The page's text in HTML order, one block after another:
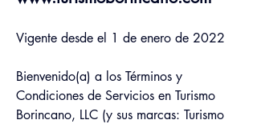
Vigente desde el 1 de enero de 2022
Bienvenido(a) a los Términos y
Condiciones de Servicios en Turismo
Borincano, LLC (y sus marcas: Turismo